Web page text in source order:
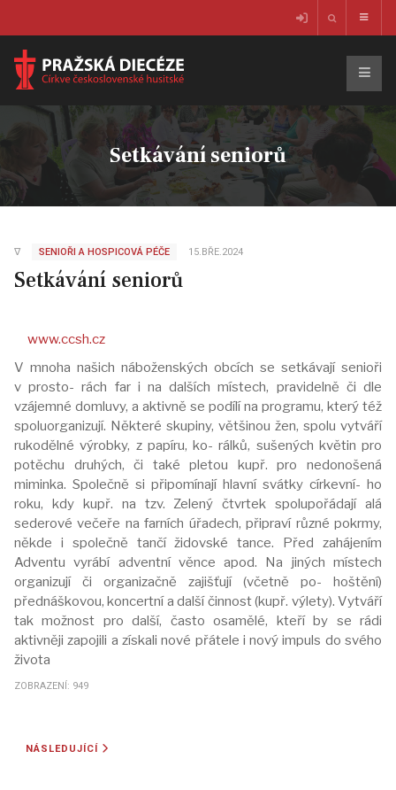
Setkávání seniorů
∇ SENIOŘI A HOSPICOVÁ PÉČE 15.BŘE.2024
Setkávání seniorů
www.ccsh.cz
V mnoha našich náboženských obcích se setkávají senioři
v prosto- rách far i na dalších místech, pravidelně či dle
vzájemné domluvy, a aktivně se podílí na programu, který též
spoluorganizují. Některé skupiny, většinou žen, spolu vytváří
rukodělné výrobky, z papíru, ko- rálků, sušených květin pro
potěchu druhých, či také pletou kupř. pro nedonošená
miminka. Společně si připomínají hlavní svátky církevní- ho
roku, kdy kupř. na tzv. Zelený čtvrtek spolupořádají alá
sederové večeře na farních úřadech, připraví různé pokrmy,
někde i společně tančí židovské tance. Před zahájením
Adventu vyrábí adventní věnce apod. Na jiných místech
organizují či organizačně zajišťují (včetně po- hoštění)
přednáškovou, koncertní a další činnost (kupř. výlety). Vytváří
tak možnost pro další, často osamělé, kteří by se rádi
aktivněji zapojili a získali nové přátele i nový impuls do svého
života
ZOBRAZENÍ: 949
DALŠÍ ČLÁNEK: HORIZONT – CENTRUM SLUŽEB PRO SENIORY
NÁSLEDUJÍCÍ